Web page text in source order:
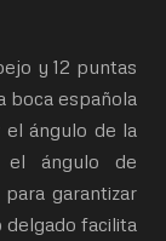
y 12 puntas
boca española
ángulo de la
el ángulo de
garantizar
facilita